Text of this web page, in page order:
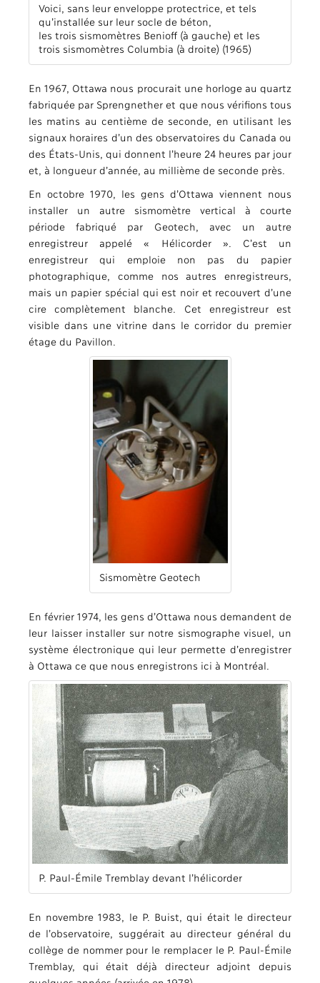
Voici, sans leur enveloppe protectrice, et tels
qu’installée sur leur socle de béton,
les trois sismomètres Benioff (à gauche) et les
trois sismomètres Columbia (à droite) (1965)
En 1967, Ottawa nous procurait une horloge au quartz
fabriquée par Sprengnether et que nous vérifions tous
les matins au centième de seconde, en utilisant les
signaux horaires d’un des observatoires du Canada ou
des États-Unis, qui donnent l’heure 24 heures par jour
et, à longueur d’année, au millième de seconde près.
En octobre 1970, les gens d’Ottawa viennent nous
installer un autre sismomètre vertical à courte
période fabriqué par Geotech, avec un autre
enregistreur appelé « Hélicorder ». C’est un
enregistreur qui emploie non pas du papier
photographique, comme nos autres enregistreurs,
mais un papier spécial qui est noir et recouvert d’une
cire complètement blanche. Cet enregistreur est
visible dans une vitrine dans le corridor du premier
étage du Pavillon.
Sismomètre Geotech
En février 1974, les gens d’Ottawa nous demandent de
leur laisser installer sur notre sismographe visuel, un
système électronique qui leur permette d’enregistrer
à Ottawa ce que nous enregistrons ici à Montréal.
P. Paul-Émile Tremblay devant l’hélicorder
En novembre 1983, le P. Buist, qui était le directeur
de l’observatoire, suggérait au directeur général du
collège de nommer pour le remplacer le P. Paul-Émile
Tremblay, qui était déjà directeur adjoint depuis